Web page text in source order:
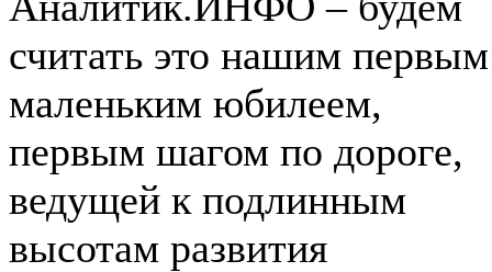
считать это нашим первым
маленьким юбилеем,
первым шагом по дороге,
ведущей к подлинным
высотам развития